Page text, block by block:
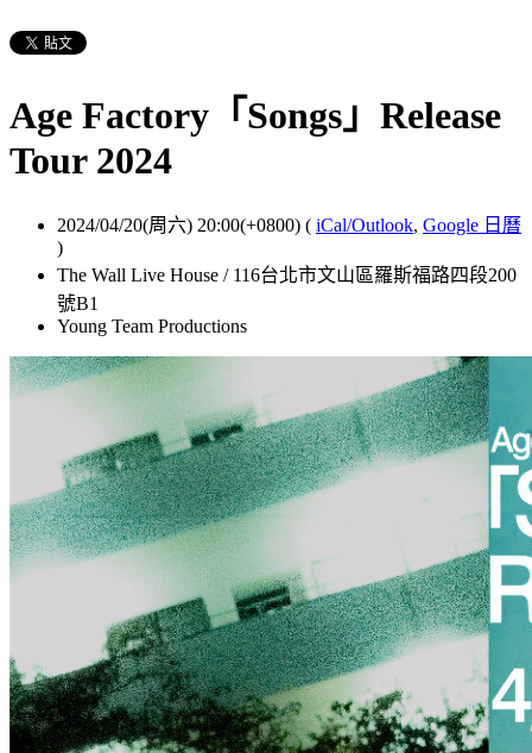
Age Factory「Songs」Release
Tour 2024
2024/04/20(周六) 20:00(+0800) ( iCal/Outlook, Google 日曆
)
The Wall Live House / 116台北市文山區羅斯福路四段200
號B1
Young Team Productions